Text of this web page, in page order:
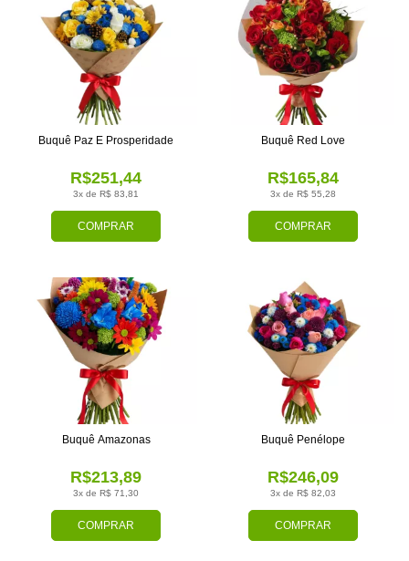
COMPRAR
3x de R$ 83,81
R$251,44
Buquê Paz E Prosperidade
COMPRAR
3x de R$ 55,28
R$165,84
Buquê Red Love
COMPRAR
3x de R$ 71,30
R$213,89
Buquê Amazonas
COMPRAR
3x de R$ 82,03
R$246,09
Buquê Penélope